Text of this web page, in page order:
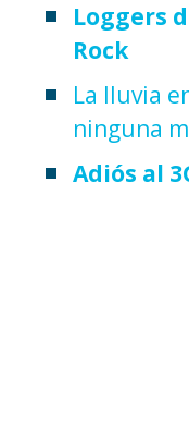
Loggers
Rock
La lluvia
ninguna
Adiós al